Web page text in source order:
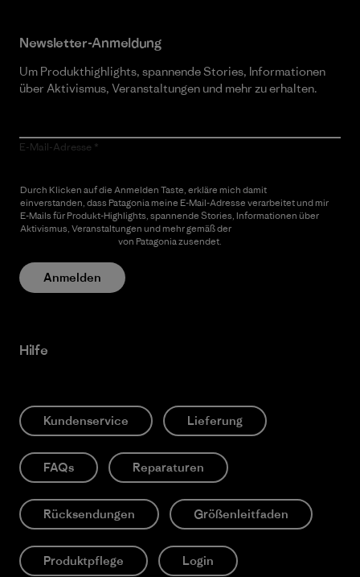
Newsletter-Anmeldung
Um Produkthighlights, spannende Stories, Informationen
über Aktivismus, Veranstaltungen und mehr zu erhalten.
E-Mail-Adresse
Durch Klicken auf die Anmelden Taste, erkläre mich damit
einverstanden, dass Patagonia meine E-Mail-Adresse verarbeitet und mir
E-Mails für Produkt-Highlights, spannende Stories, Informationen über
Aktivismus, Veranstaltungen und mehr gemäß der
von Patagonia zusendet.
Anmelden
Hilfe
Kundenservice Lieferung
FAQs Reparaturen
Rücksendungen Größenleitfaden
Produktpflege Login